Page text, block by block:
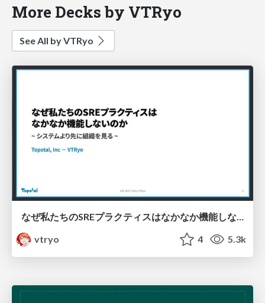
More Decks by VTRyo
See All by VTRyo
なぜ私たちのSREプラクティスはなかなか機能しないのか 〜システムより先に組織を見る〜 / Why our SRE practices aren't really working
vtryo
4 5.3k